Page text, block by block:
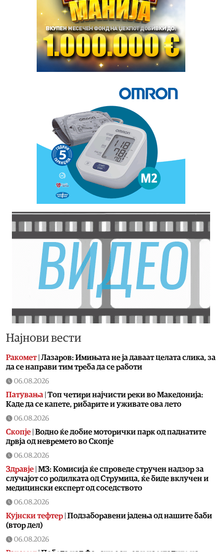
Најнови вести
Ракомет| Лазаров: Имињата не ја даваат целата слика, за
да се направи тим треба да се работи
06.08.2026
Патувања Топ четири најчисти реки во Македонија:
Каде да се капете, рибарите и уживате ова лето
06.08.2026
Скопје Водно ќе добие моторички парк од паднатите
дрвја од невремето во Скопје
06.08.2026
Здравје МЗ: Комисија ќе спроведе стручен надзор за
случајот со родилката од Струмица, ќе биде вклучен и
медицински експерт од соседството
06.08.2026
Кујнски тефтер Подзаборавени јадења од нашите баби
(втор дел)
06.08.2026
Ракомет |Победа над Фарски острови на младите на